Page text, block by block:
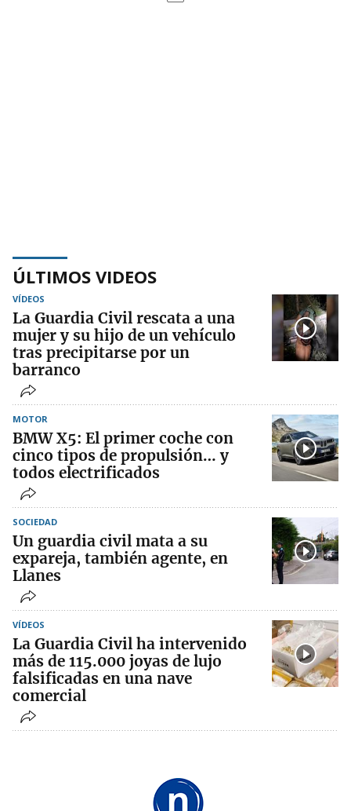
ÚLTIMOS VIDEOS
VÍDEOS
La Guardia Civil rescata a una
mujer y su hijo de un vehículo
tras precipitarse por un
barranco
MOTOR
BMW X5: El primer coche con
cinco tipos de propulsión… y
todos electrificados
SOCIEDAD
Un guardia civil mata a su
expareja, también agente, en
Llanes
VÍDEOS
La Guardia Civil ha intervenido
más de 115.000 joyas de lujo
falsificadas en una nave
comercial